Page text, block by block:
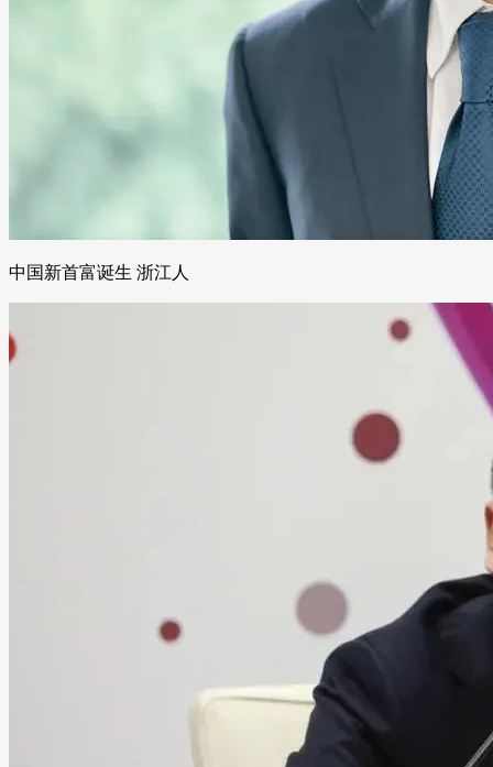
中国新首富诞生 浙江人